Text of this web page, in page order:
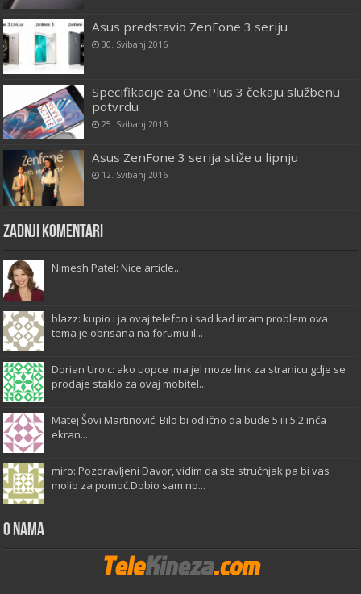
Asus predstavio ZenFone 3 seriju
30. Svibanj 2016
Specifikacije za OnePlus 3 čekaju službenu
potvrdu
25. Svibanj 2016
Asus ZenFone 3 serija stiže u lipnju
12. Svibanj 2016
Zadnji komentari
Nimesh Patel: Nice article...
blazz: kupio i ja ovaj telefon i sad kad imam problem ova
tema je obrisana na forumu il...
Dorian Uroic: ako uopce ima jel moze link za stranicu gdje se
prodaje staklo za ovaj mobitel...
Matej Šovi Martinović: Bilo bi odlično da bude 5 ili 5.2 inča
ekran...
miro: Pozdravljeni Davor, vidim da ste stručnjak pa bi vas
molio za pomoć.Dobio sam no...
O Nama